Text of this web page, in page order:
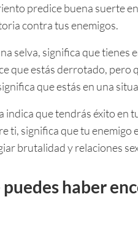
predice buena suerte
contra tus enemigos.
selva, significa que
que estás derrotado, pero
que estás en una
que tendrás éxito en
ti, significa que tu enemigo
brutalidad y relaciones
haber